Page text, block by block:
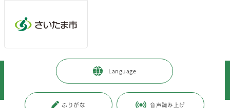
Language
ふりがな 音声読み上げ
健康・医療・福祉 > 福祉・介護
子どもに関すること
>